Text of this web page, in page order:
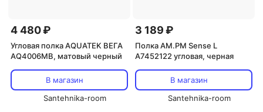
4 480 ₽
Угловая полка AQUATEK ВЕГА
AQ4006MB, матовый черный
В магазин
Santehnika-room
3 189 ₽
Полка AM.PM Sense L
A7452122 угловая, черная
В магазин
Santehnika-room